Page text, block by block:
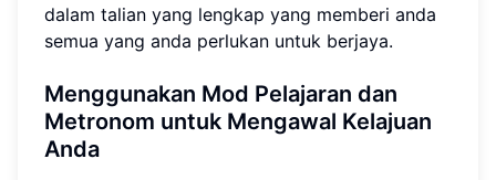
dalam talian yang lengkap yang memberi anda
semua yang anda perlukan untuk berjaya.
Menggunakan Mod Pelajaran dan
Metronom untuk Mengawal Kelajuan
Anda